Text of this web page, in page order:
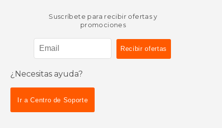
15%
$ 132.94
Suscríbete para recibir ofertas y
promociones
¿Necesitas ayuda?
Ir a Centro de Soporte